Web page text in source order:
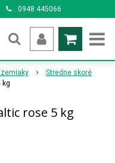
0948 445066
Stredne skoré
kg
rose 5 kg